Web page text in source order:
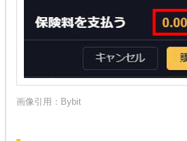
画像引用：Bybit